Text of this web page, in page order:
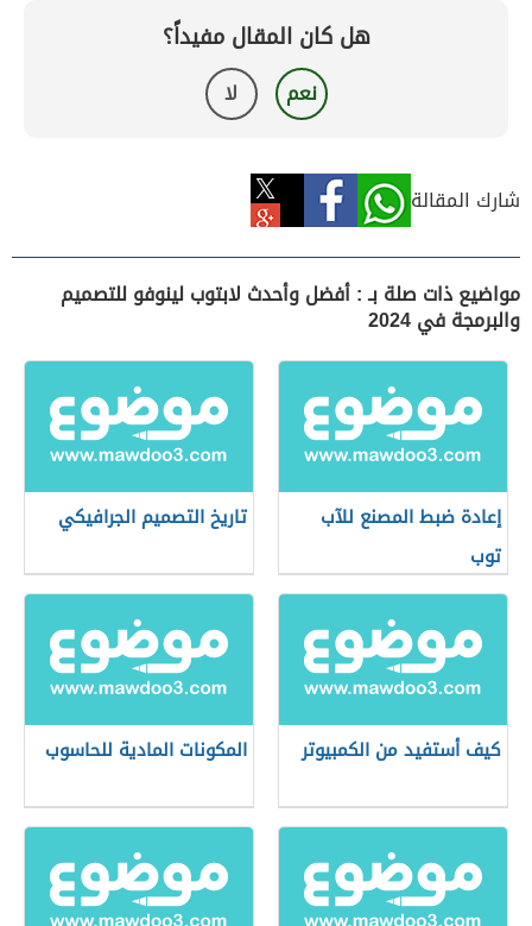
هل كان المقال مفيداً؟
نعم لا
شارك المقالة
مواضيع ذات صلة بـ : أفضل وأحدث لابتوب لينوفو للتصميم
والبرمجة في 2024
إعادة ضبط المصنع للآب
توب
تاريخ التصميم الجرافيكي
كيف أستفيد من الكمبيوتر المكونات المادية للحاسوب